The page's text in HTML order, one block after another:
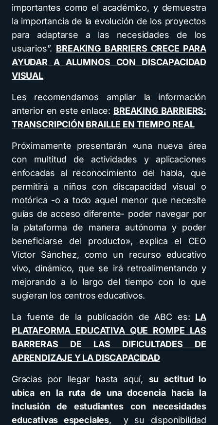
importantes como el académico, y demuestra
la importancia de la evolución de los proyectos
para adaptarse a las necesidades de los
usuarios”. BREAKING BARRIERS CRECE PARA
AYUDAR A ALUMNOS CON DISCAPACIDAD
VISUAL
Les recomendamos ampliar la información
anterior en este enlace: BREAKING BARRIERS:
TRANSCRIPCIÓN BRAILLE EN TIEMPO REAL
Próximamente presentarán «una nueva área
con multitud de actividades y aplicaciones
enfocadas al reconocimiento del habla, que
permitirá a niños con discapacidad visual o
motórica -o a todo aquel menor que necesite
guías de acceso diferente- poder navegar por
la plataforma de manera autónoma y poder
beneficiarse del producto», explica el CEO
Víctor Sánchez, como un recurso educativo
vivo, dinámico, que se irá retroalimentando y
mejorando a lo largo del tiempo con lo que
sugieran los centros educativos.
La fuente de la publicación de ABC es: LA
PLATAFORMA EDUCATIVA QUE ROMPE LAS
BARRERAS DE LAS DIFICULTADES DE
APRENDIZAJE Y LA DISCAPACIDAD
Gracias por llegar hasta aquí, su actitud lo
ubica en la ruta de una docencia hacia la
inclusión de estudiantes con necesidades
educativas especiales, y su disponibilidad